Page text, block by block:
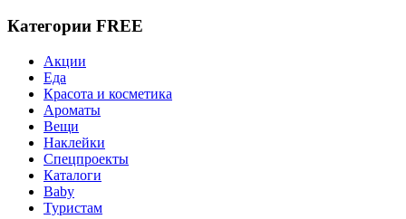
Категории FREE
Акции
Еда
Красота и косметика
Ароматы
Вещи
Наклейки
Спецпроекты
Каталоги
Baby
Туристам